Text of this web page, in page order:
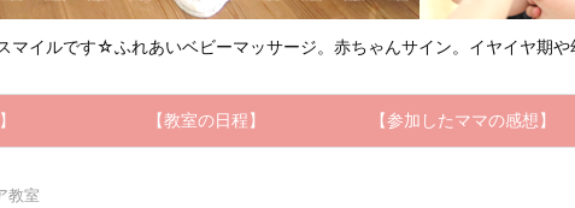
マイルです☆ふれあいベビーマッサージ。赤ちゃんサイン。イヤイヤ期
【教室の日程】 【参加したママの感想】
教室